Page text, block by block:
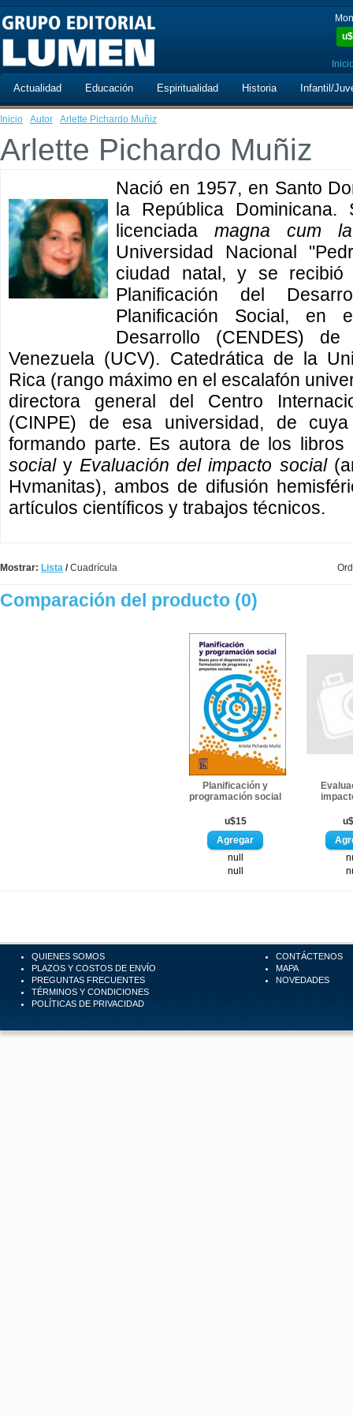
u$
Actualidad Educación Espiritualidad Historia Infantil/
Inicio · Autor · Arlette Pichardo Muñiz
Arlette Pichardo Muñiz
Nació en 1957, en Santo
la República
licenciada magna cum
Universidad Nacional
ciudad natal, y se
Planificación del
Planificación Social, en
Desarrollo (CENDES)
Venezuela (UCV). Catedrática de la
Rica (rango máximo en el escalafón
directora general del Centro
(CINPE) de esa universidad, de
formando parte. Es autora de los libros
socialy Evaluación del impacto social
Hvmanitas), ambos de difusión
artículos científicos y trabajos técnicos.
Mostrar: Lista /Cuadrícula
Comparación del producto (0)
Planificación y
programación social
u$15
null
null
QUIENES SOMOS
PLAZOS Y COSTOS DE ENVÍO
PREGUNTAS FRECUENTES
TÉRMINOS Y CONDICIONES
POLÍTICAS DE PRIVACIDAD
CONTÁCTENOS
MAPA
NOVEDADES